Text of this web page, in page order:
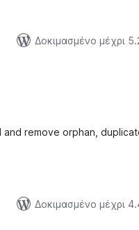
Δοκιμασμένο μέχρι
remove orphan,
Δοκιμασμένο μέχρι